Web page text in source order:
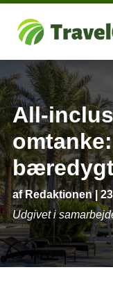
All-
afRedaktionen|
Udgivet i